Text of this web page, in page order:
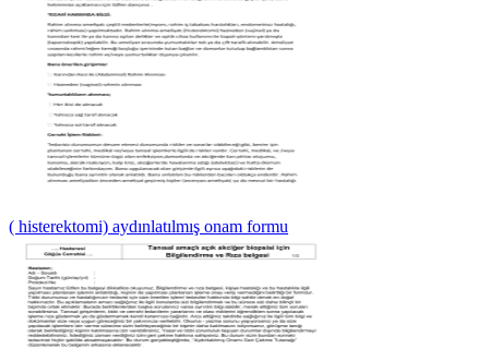
( histerektomi) aydınlatılmış onam formu